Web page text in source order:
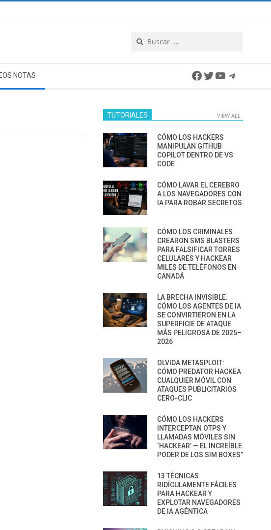
NOTAS Facebook
Twitter
YouTube
TUTORIALES VIEW ALL
CÓMO LOS HACKERS
MANIPULAN GITHUB
COPILOT DENTRO DE VS
CODE
CÓMO LAVAR EL CEREBRO
A LOS NAVEGADORES CON
IA PARA ROBAR SECRETOS
CÓMO LOS CRIMINALES
CREARON SMS BLASTERS
PARA FALSIFICAR TORRES
CELULARES Y HACKEAR
MILES DE TELÉFONOS EN
CANADÁ
LA BRECHA INVISIBLE:
CÓMO LOS AGENTES DE IA
SE CONVIRTIERON EN LA
SUPERFICIE DE ATAQUE
MÁS PELIGROSA DE 2025–
2026
OLVIDA METASPLOIT:
CÓMO PREDATOR HACKEA
CUALQUIER MÓVIL CON
ATAQUES PUBLICITARIOS
CERO-CLIC
CÓMO LOS HACKERS
INTERCEPTAN OTPS Y
LLAMADAS MÓVILES SIN
‘HACKEAR’ — EL INCREÍBLE
PODER DE LOS SIM BOXES”
13 TÉCNICAS
RIDÍCULAMENTE FÁCILES
PARA HACKEAR Y
EXPLOTAR NAVEGADORES
DE IA AGÉNTICA